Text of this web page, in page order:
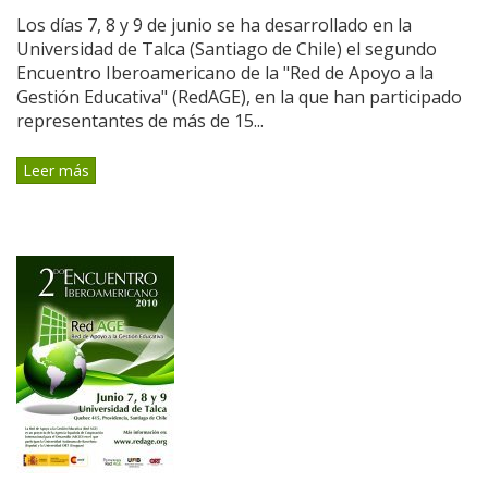
Los días 7, 8 y 9 de junio se ha desarrollado en la
Universidad de Talca (Santiago de Chile) el segundo
Encuentro Iberoamericano de la "Red de Apoyo a la
Gestión Educativa" (RedAGE), en la que han participado
representantes de más de 15...
Leer más